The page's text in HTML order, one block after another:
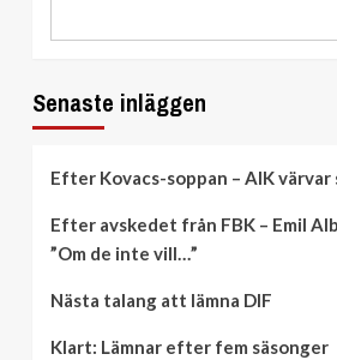
Senaste inläggen
Efter Kovacs-soppan – AIK
Efter avskedet från FBK – Emil
”Om de inte vill…”
Nästa talang att lämna DIF
Klart: Lämnar efter fem säsonger